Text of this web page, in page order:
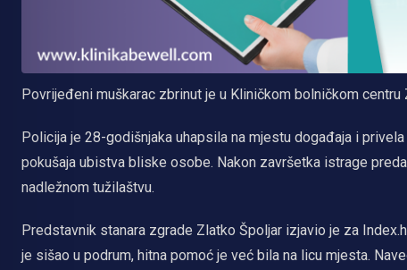
Povrijeđeni muškarac zbrinut je u Kliničkom bolničkom
Policija je 28-godišnjaka uhapsila na mjestu događaja i
pokušaja ubistva bliske osobe. Nakon završetka istrage
nadležnom tužilaštvu.
Predstavnik stanara zgrade Zlatko Špoljar izjavio je za
je sišao u podrum, hitna pomoć je već bila na licu mjesta.